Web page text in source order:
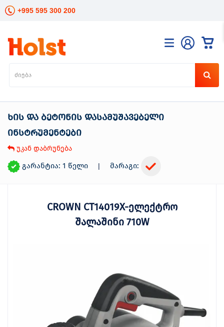
+995 595 300 200
ხის და ბეტონის დასამუშავებელი
ინსტრუმენტები
უკან დაბრუნება
გარანტია: 1 წელი | მარაგი:
CROWN CT14019X-ელექტრო
შალაშინი 710W
კატალოგი
განათება
ინსტრუმენტები
ელექტრო
მოვლა
სანტექნიკა
ბლოგი